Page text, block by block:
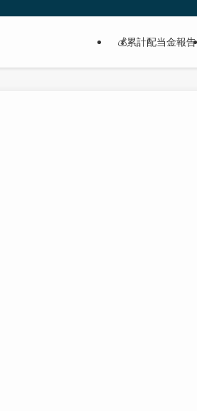
💰累計配当金報告